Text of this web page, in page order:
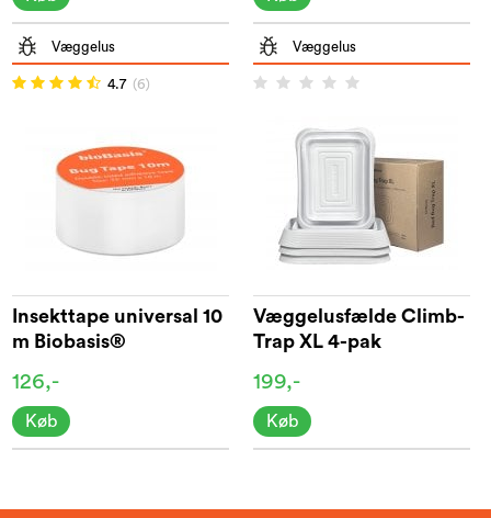
Væggelus
4.7 (6)
Insekttape universal 10
m Biobasis®
126,-
Køb
Væggelus
Væggelusfælde Climb-
Trap XL 4-pak
199,-
Køb